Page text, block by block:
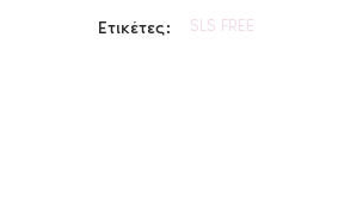
Ετικέτες: SLS FREE